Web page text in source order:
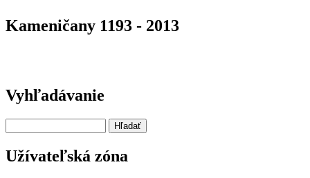
Kameničany 1193 - 2013
Vyhľadávanie
Užívateľská zóna